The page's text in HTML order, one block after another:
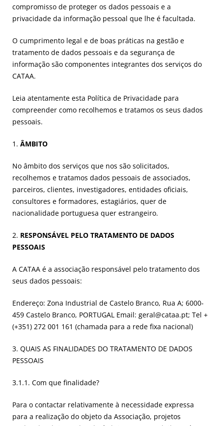
compromisso de proteger os dados pessoais e a
privacidade da informação pessoal que lhe é facultada.
O cumprimento legal e de boas práticas na gestão e
tratamento de dados pessoais e da segurança de
informação são componentes integrantes dos serviços do
CATAA.
Leia atentamente esta Política de Privacidade para
compreender como recolhemos e tratamos os seus dados
pessoais.
1. ÂMBITO
No âmbito dos serviços que nos são solicitados,
recolhemos e tratamos dados pessoais de associados,
parceiros, clientes, investigadores, entidades oficiais,
consultores e formadores, estagiários, quer de
nacionalidade portuguesa quer estrangeiro.
2. RESPONSÁVEL PELO TRATAMENTO DE DADOS
PESSOAIS
A CATAA é a associação responsável pelo tratamento dos
seus dados pessoais:
Endereço: Zona Industrial de Castelo Branco, Rua A; 6000-
459 Castelo Branco, PORTUGAL Email: geral@cataa.pt; Tel +
(+351) 272 001 161 (chamada para a rede fixa nacional)
3. QUAIS AS FINALIDADES DO TRATAMENTO DE DADOS
PESSOAIS
3.1.1. Com que finalidade?
Para o contactar relativamente à necessidade expressa
para a realização do objeto da Associação, projetos